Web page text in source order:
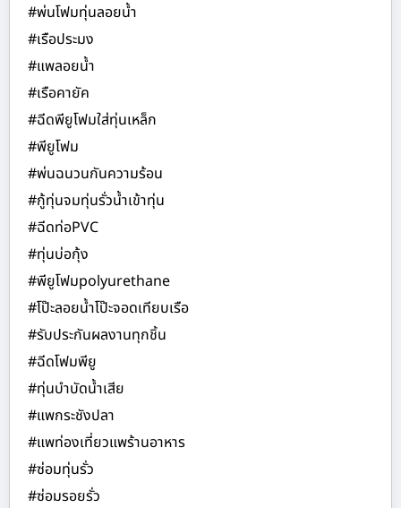
#พ่นโฟมทุ่นลอยน้ำ
#เรือประมง
#แพลอยน้ำ
#เรือคายัค
#ฉีดพียูโฟมใส่ทุ่นเหล็ก
#พียูโฟม
#พ่นฉนวนกันความร้อน
#กู้ทุ่นจมทุ่นรั่วน้ำเข้าทุ่น
#ฉีดท่อPVC
#ทุ่นบ่อกุ้ง
#พียูโฟมpolyurethane
#โป๊ะลอยน้ำโป๊ะจอดเทียบเรือ
#รับประกันผลงานทุกชิ้น
#ฉีดโฟมพียู
#ทุ่นบำบัดน้ำเสีย
#แพกระชังปลา
#แพท่องเที่ยวแพร้านอาหาร
#ซ่อมทุ่นรั่ว
#ซ่อมรอยรั่ว